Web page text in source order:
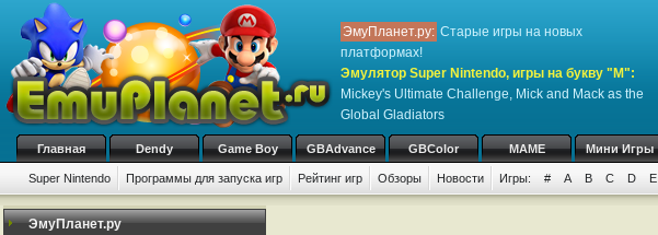
ЭмуПланет.ру: Старые игры на новых
платформах!
Эмулятор Super Nintendo, игры на букву "M":
Mickey's Ultimate Challenge, Mick and Mack as the
Global Gladiators
Главная Dendy Game Boy GBAdvance GBColor MAME Мини Игры
Super Nintendo Программы для запуска игр Рейтинг игр Обзоры Новости Игры: # A B C D E
ЭмуПланет.ру